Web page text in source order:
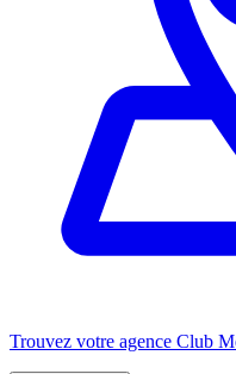
Trouvez votre agence Club